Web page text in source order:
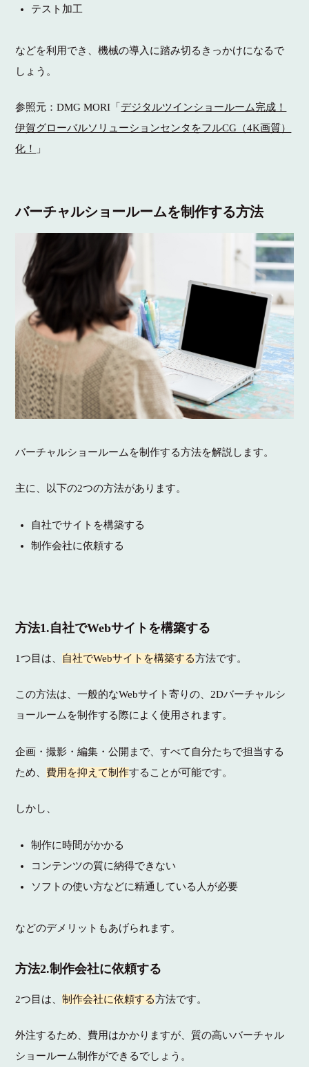
テスト加工
などを利用でき、機械の導入に踏み切るきっかけになるで
しょう。
参照元：DMG MORI「 デジタルツインショールーム完成！
伊賀グローバルソリューションセンタをフルCG（4K画質）
化！
」
バーチャルショールームを制作する方法
バーチャルショールームを制作する方法を解説します。
主に、以下の2つの方法があります。
自社でサイトを構築する
制作会社に依頼する
方法1.自社でWebサイトを構築する
1つ目は、 自社でWebサイトを構築する方法です。
この方法は、一般的なWebサイト寄りの、2Dバーチャルシ
ョールームを制作する際によく使用されます。
企画・撮影・編集・公開まで、すべて自分たちで担当する
ため、 費用を抑えて制作することが可能です。
しかし、
制作に時間がかかる
コンテンツの質に納得できない
ソフトの使い方などに精通している人が必要
などのデメリットもあげられます。
方法2.制作会社に依頼する
2つ目は、制作会社に依頼する方法です。
外注するため、費用はかかりますが、質の高いバーチャル
ショールーム制作ができるでしょう。